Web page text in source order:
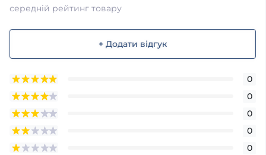
середній рейтинг товару
+ Додати відгук
0
0
0
0
0